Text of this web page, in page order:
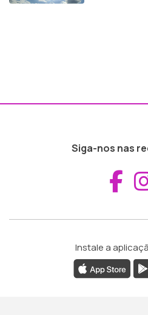
Siga-nos nas
Instale a